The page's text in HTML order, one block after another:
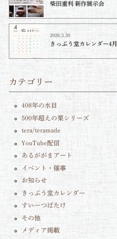
柴田重利 新作展示会
2026.3.30
きっぷう堂カレンダー4月
カテゴリー
408年の水目
500年超えの栗シリーズ
tera/teramade
YouTube配信
あるががまアート
イベント・催事
お知らせ
きっぷう堂カレンダー
すいーつばたけ
その他
メディア掲載